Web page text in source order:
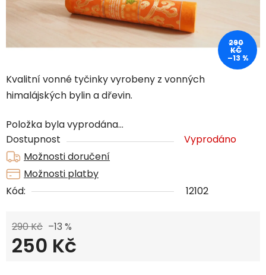
Kvalitní vonné tyčinky vyrobeny z vonných
himalájských bylin a dřevin.
Položka byla vyprodána…
Dostupnost
Vyprodáno
Možnosti doručení
Možnosti platby
Kód:
12102
290 Kč –13 %
250 Kč
290
KČ
–13 %